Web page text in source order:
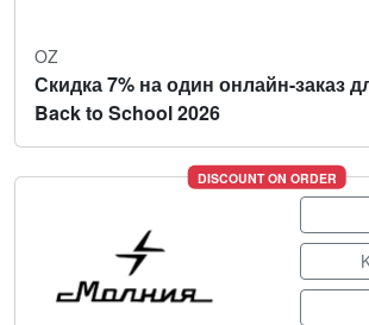
OZ
Скидка 7% на один онлайн-заказ
Back to School 2026
DISCOUNT ON ORDER